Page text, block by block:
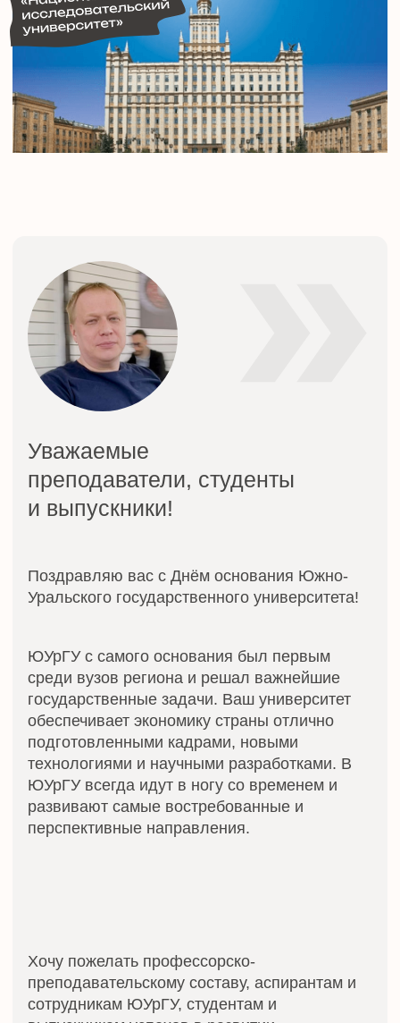
Хочу пожелать профессорско-
преподавательскому составу, аспирантам и
сотрудникам ЮУрГУ, студентам и
выпускникам успехов в развитии
отечественной науки, новых свершений и
покорения новых вершин! Пусть не иссякает
заряд целеустремлённости, энергии и
Торжественное поднятие флагов ЮУрГУ,
России и Челябинской области.
иностранных студентов университета.
Мероприятие включает шествия иностранных
флагов 28 стран и яркие танцевальные
номера студентов из разных государств.